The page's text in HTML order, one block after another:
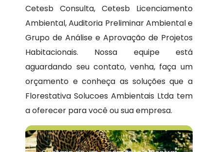
Cetesb Consulta, Cetesb Licenciamento
Ambiental, Auditoria Preliminar Ambiental e
Grupo de Análise e Aprovação de Projetos
Habitacionais. Nossa equipe está
aguardando seu contato, venha, faça um
orçamento e conheça as soluções que a
Florestativa Solucoes Ambientais Ltda tem
a oferecer para você ou sua empresa.